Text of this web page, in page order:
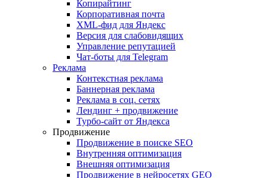
Копирайтинг
Корпоративная почта
XML-фид для Яндекс
Версия для слабовидящих
Управление репутацией
Чат-боты для Telegram
Реклама
Контекстная реклама
Баннерная реклама
Реклама в соц. сетях
Лендинг + продвижение
Турбо-сайт от Яндекса
Продвижение
Продвижение в поиске SEO
Внутренняя оптимизация
Внешняя оптимизация
Продвижение в нейросетях GEO